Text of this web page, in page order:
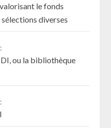
le fonds
diverses
ou la bibliothèque